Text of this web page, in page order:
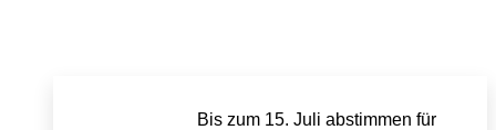
Bis zum 15. Juli abstimmen für